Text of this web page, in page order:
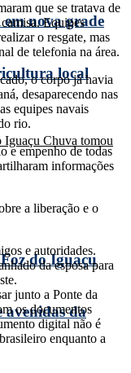
nova grade
local
do Iguaçu
avenidas da
que se tratava de
Equipes
o resgate, mas
de telefonia na área.
o corpo já havia
desaparecendo nas
equipes navais
rio.
e empenho de todas
informações
a liberação e o
e autoridades.
da esposa para
junto a Ponte da
os documentos
digital não é
enquanto a